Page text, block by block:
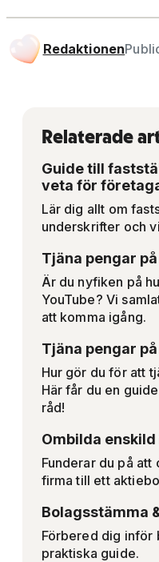
Redaktionen
Relaterade
Guide till
veta för
Lär dig allt om
underskrifter och
Tjäna pengar
Är du nyfiken på
YouTube? Vi
att komma igång.
Tjäna pengar
Hur gör du för att
Här får du en
råd!
Ombilda
Funderar du på
firma till ett
Bolagsstämma
Förbered dig inför
praktiska guide.